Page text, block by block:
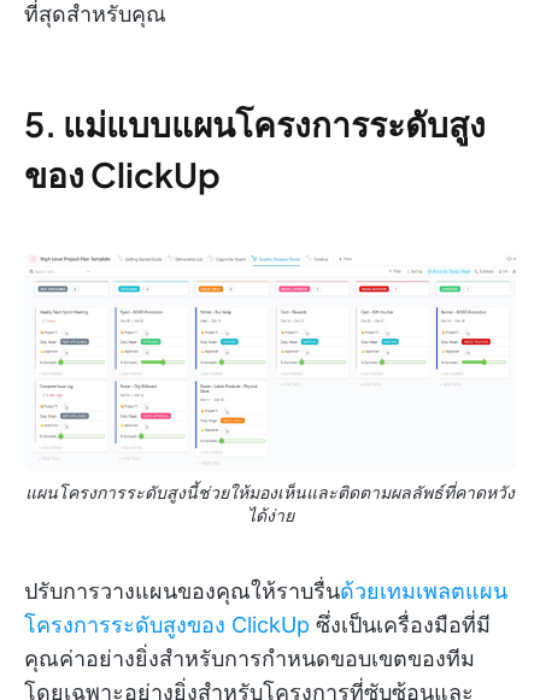
ที่สุดสำหรับคุณ
5. แม่แบบแผนโครงการระดับสูง
ของ ClickUp
แผนโครงการระดับสูงนี้ช่วยให้มองเห็นและติดตามผลลัพธ์ที่คาดหวัง
ได้ง่าย
ปรับการวางแผนของคุณให้ราบรื่นด้วยเทมเพลตแผน
โครงการระดับสูงของ ClickUp ซึ่งเป็นเครื่องมือที่มี
คุณค่าอย่างยิ่งสำหรับการกำหนดขอบเขตของทีม
โดยเฉพาะอย่างยิ่งสำหรับโครงการที่ซับซ้อนและ